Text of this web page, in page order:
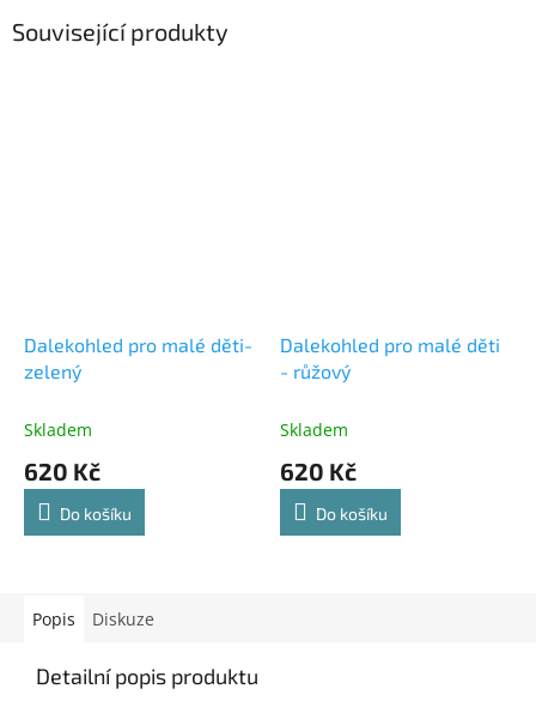
Související produkty
Dalekohled pro malé děti-
zelený
Skladem
620 Kč
Do košíku
Dalekohled pro malé děti
- růžový
Skladem
620 Kč
Do košíku
Popis Diskuze
Detailní popis produktu